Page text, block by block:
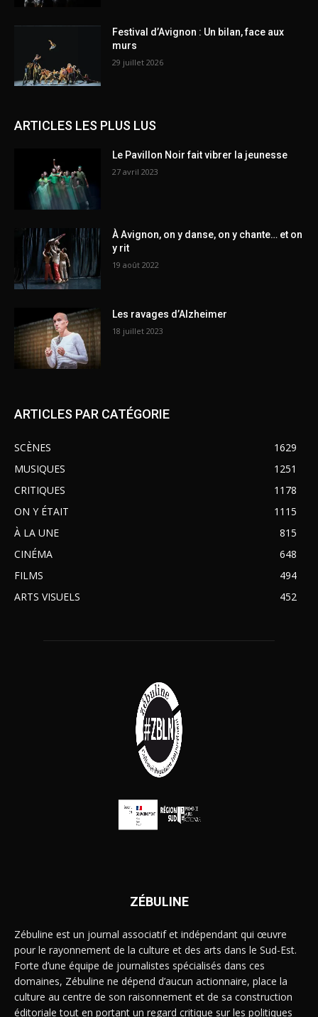
Festival d’Avignon : Un bilan, face aux
murs
29 juillet 2026
ARTICLES LES PLUS LUS
Le Pavillon Noir fait vibrer la jeunesse
27 avril 2023
À Avignon, on y danse, on y chante… et on
y rit
19 août 2022
Les ravages d’Alzheimer
18 juillet 2023
ARTICLES PAR CATÉGORIE
SCÈNES
1629
MUSIQUES
1251
CRITIQUES
1178
ON Y ÉTAIT
1115
À LA UNE
815
CINÉMA
648
FILMS
494
ARTS VISUELS
452
ZÉBULINE
Zébuline est un journal associatif et indépendant qui œuvre
pour le rayonnement de la culture et des arts dans le Sud-Est.
Forte d’une équipe de journalistes spécialisés dans ces
domaines, Zébuline ne dépend d’aucun actionnaire, place la
culture au centre de son raisonnement et de sa construction
éditoriale tout en portant un regard critique sur les politiques